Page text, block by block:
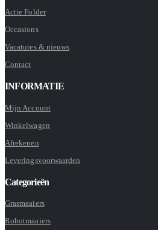
Actie Folder
Occasions
Vacatures & nieuws
Contact
INFORMATIE
Mijn Account
Winkelwagen
Afrekenen
Leveringsvoorwaarden
Categorieën
Grasmaaiers
Robotmaaiers